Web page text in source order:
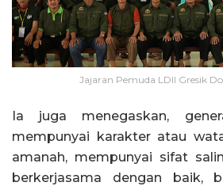
Jajaran Pemuda LDII Gresik
Ia juga menegaskan,
mempunyai karakter atau
amanah, mempunyai sifat
berkerjasama dengan baik,